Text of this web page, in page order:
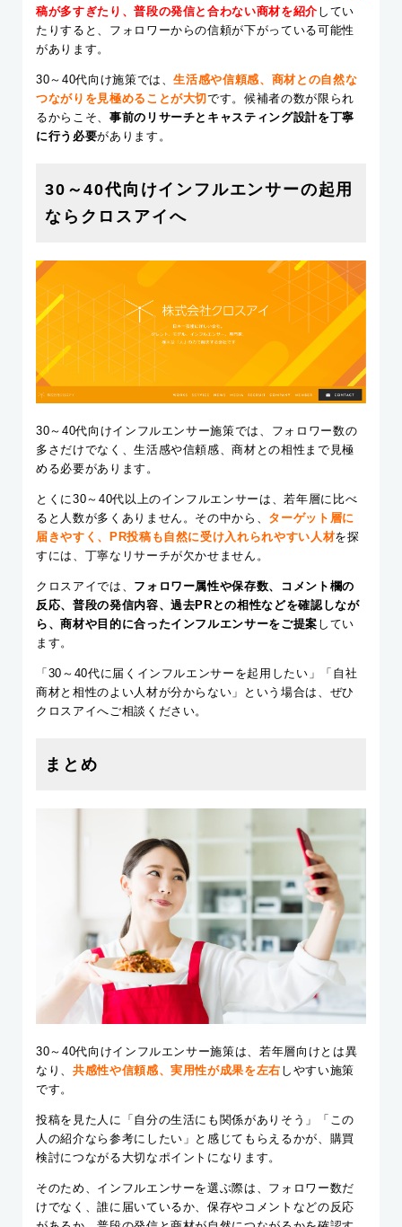
稿が多すぎたり、普段の発信と合わない商材を紹介 してい
たりすると、フォロワーからの信頼が下がっている可能性
があります。
30～40代向け施策では、生活感や信頼感、商材との自然な
つながりを見極めることが大切です。候補者の数が限られ
るからこそ、 事前のリサーチとキャスティング設計を丁寧
に行う必要があります。
30～40代向けインフルエンサーの起用
ならクロスアイへ
30～40代向けインフルエンサー施策では、フォロワー数の
多さだけでなく、生活感や信頼感、商材との相性まで見極
める必要があります。
とくに30～40代以上のインフルエンサーは、若年層に比べ
ると人数が多くありません。その中から、 ターゲット層に
届きやすく、PR投稿も自然に受け入れられやすい人材を探
すには、丁寧なリサーチが欠かせません。
クロスアイでは、 フォロワー属性や保存数、コメント欄の
反応、普段の発信内容、過去PRとの相性などを確認しなが
ら、商材や目的に合ったインフルエンサーをご提案 してい
ます。
「30～40代に届くインフルエンサーを起用したい」「自社
商材と相性のよい人材が分からない」という場合は、ぜひ
クロスアイへご相談ください。
まとめ
30～40代向けインフルエンサー施策は、若年層向けとは異
なり、 共感性や信頼感、実用性が成果を左右 しやすい施策
です。
投稿を見た人に「自分の生活にも関係がありそう」「この
人の紹介なら参考にしたい」と感じてもらえるかが、購買
検討につながる大切なポイントになります。
そのため、インフルエンサーを選ぶ際は、フォロワー数だ
けでなく、誰に届いているか、保存やコメントなどの反応